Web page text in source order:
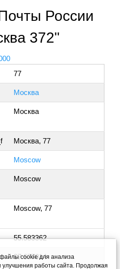
России
372"
77
Москва
Москва
Москва, 77
Moscow
Moscow
Moscow, 77
55.583362
37.677014
cookie для анализа
улучшения работы сайта. Продолжая